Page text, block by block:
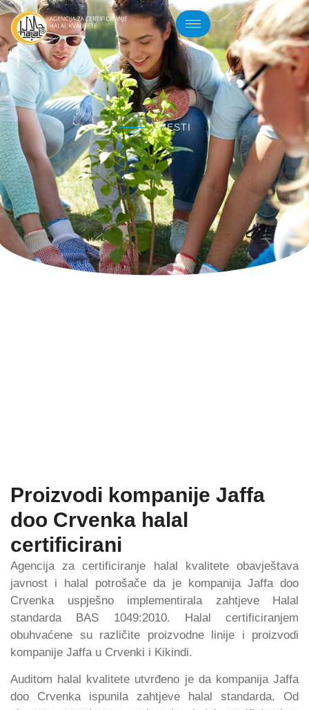
VIJESTI
Proizvodi kompanije Jaffa
doo Crvenka halal
certificirani
Agencija za certificiranje halal kvalitete obavještava
javnost i halal potrošače da je kompanija Jaffa doo
Crvenka uspješno implementirala zahtjeve Halal
standarda BAS 1049:2010. Halal certificiranjem
obuhvaćene su različite proizvodne linije i proizvodi
kompanije Jaffa u Crvenki i Kikindi.
Auditom halal kvalitete utvrđeno je da kompanija Jaffa
doo Crvenka ispunila zahtjeve halal standarda. Od